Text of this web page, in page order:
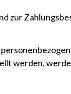
zur
werden,